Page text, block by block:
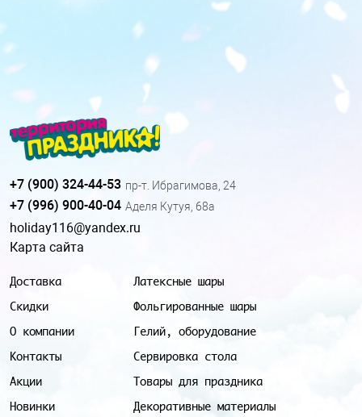
Доставка
Скидки
О компании
Контакты
Акции
Новинки
Латексные шары
Фольгированные шары
Гелий, оборудование
Сервировка стола
Товары для праздника
Декоративные материалы
+7 (900) 324-44-53 пр-т. Ибрагимова, 24
+7 (996) 900-40-04 Аделя Кутуя, 68а
holiday116@yandex.ru
Карта сайта